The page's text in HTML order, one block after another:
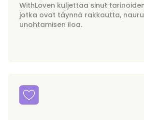
WithLoven kuljettaa sinut
jotka ovat täynnä rakkautta,
unohtamisen iloa.